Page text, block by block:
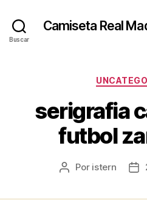
Buscar
Camiseta Real
serigrafia
futbol
Autor
Por istern